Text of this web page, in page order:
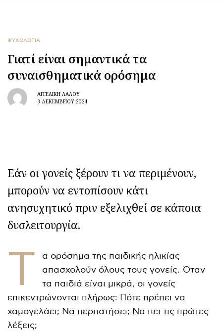
ΨΥΧΟΛΟΓΙΑ
Γιατί είναι σημαντικά τα
συναισθηματικά ορόσημα
ΑΓΓΕΛΙΚΉ ΛΆΛΟΥ
3 ΔΕΚΕΜΒΡΊΟΥ 2024
Εάν οι γονείς ξέρουν τι να περιμένουν,
μπορούν να εντοπίσουν κάτι
ανησυχητικό πριν εξελιχθεί σε κάποια
δυσλειτουργία.
Τ
α ορόσημα της παιδικής ηλικίας
απασχολούν όλους τους γονείς. Όταν
τα παιδιά είναι μικρά, οι γονείς
επικεντρώνονται πλήρως: Πότε πρέπει να
χαμογελάει; Να περπατήσει; Να πει τις πρώτες
λέξεις;